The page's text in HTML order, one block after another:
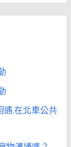
.在北車公共